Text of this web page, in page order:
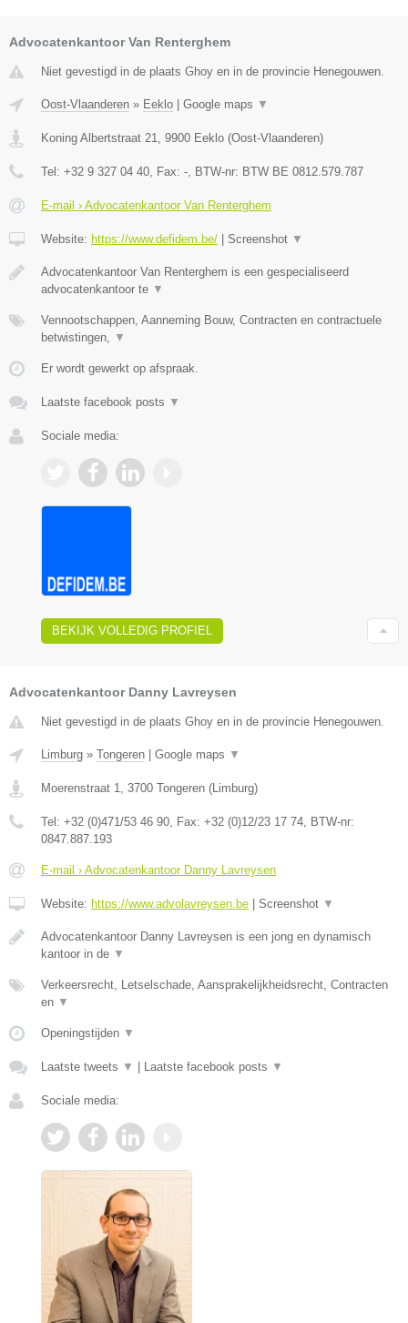
Advocatenkantoor Van Renterghem
Niet gevestigd in de plaats Ghoy en in de provincie Henegouwen.
Oost-Vlaanderen » Eeklo Google maps ▼
Koning Albertstraat 21, 9900 Eeklo (Oost-Vlaanderen)
Tel: +32 9 327 04 40, Fax: -, BTW-nr: BTW BE 0812.579.787
E-mail › Advocatenkantoor Van Renterghem
Website: https://www.defidem.be/ Screenshot ▼
Advocatenkantoor Van Renterghem is een gespecialiseerd
advocatenkantoor te ▼
Vennootschappen, Aanneming Bouw, Contracten en contractuele
betwistingen, ▼
Er wordt gewerkt op afspraak.
Laatste facebook posts ▼
Sociale media:
BEKIJK VOLLEDIG PROFIEL
Advocatenkantoor Danny Lavreysen
Niet gevestigd in de plaats Ghoy en in de provincie Henegouwen.
Limburg » Tongeren Google maps ▼
Moerenstraat 1, 3700 Tongeren (Limburg)
Tel: +32 (0)471/53 46 90, Fax: +32 (0)12/23 17 74, BTW-nr:
0847.887.193
E-mail › Advocatenkantoor Danny Lavreysen
Website: https://www.advolavreysen.be Screenshot ▼
Advocatenkantoor Danny Lavreysen is een jong en dynamisch
kantoor in de ▼
Verkeersrecht, Letselschade, Aansprakelijkheidsrecht, Contracten
en ▼
Openingstijden ▼
Laatste tweets ▼ Laatste facebook posts ▼
Sociale media: